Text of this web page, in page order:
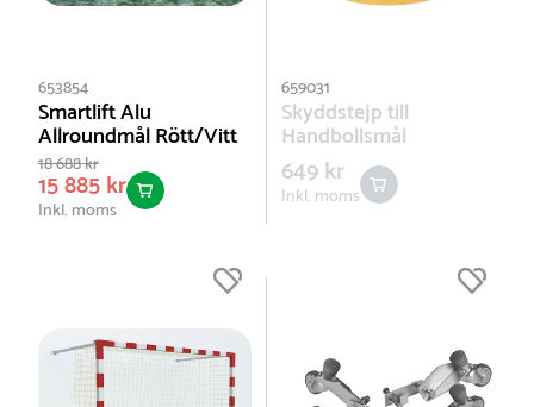
653854
Smartlift Alu
Allroundmål Rött/Vitt
18 688 kr
15 885 kr
Inkl. moms
659031
Skyddstejp till
Handbollsmål
649 kr
Inkl. moms